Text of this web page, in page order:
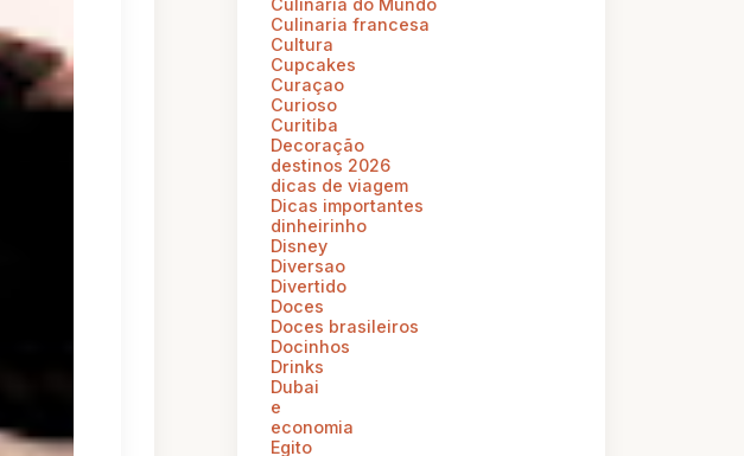
Culinária do Mundo
Culinaria francesa
Cultura
Cupcakes
Curaçao
Curioso
Curitiba
Decoração
destinos 2026
dicas de viagem
Dicas importantes
dinheirinho
Disney
Diversao
Divertido
Doces
Doces brasileiros
Docinhos
Drinks
Dubai
e
economia
Egito